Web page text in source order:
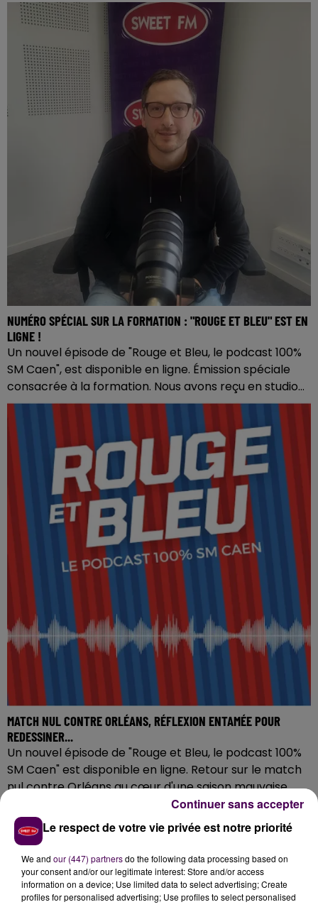
NUMÉRO SPÉCIAL SUR LA FORMATION : "ROUGE ET BLEU" EST EN
LIGNE !
Un nouvel épisode de "Rouge et Bleu, le podcast 100%
SM Caen", est disponible en ligne. Émission spéciale
consacrée à la formation. Nous avons reçu en studio...
MATCH NUL CONTRE ORLÉANS, RÉFLEXION ENTAMÉE POUR
REDESSINER...
Un nouvel épisode de "Rouge et Bleu, le podcast 100%
SM Caen" est disponible en ligne. Retour sur le match
nul contre Orléans au cœur d'une saison mauvaise....
Le respect de votre vie privée est notre priorité
We and our (447) partnersdo the following data processing based on
your consent and/or our legitimate interest: Store and/or access
information on a device; Use limited data to select advertising; Create
profiles for personalised advertising; Use profiles to select personalised
Continuer sans accepter